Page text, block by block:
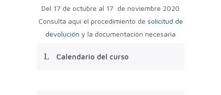
Del 17 de octubre al 17 de noviembre 2020
Consulta aquí el procedimiento de solicitud de
devolución y la documentación necesaria
Calendario del curso